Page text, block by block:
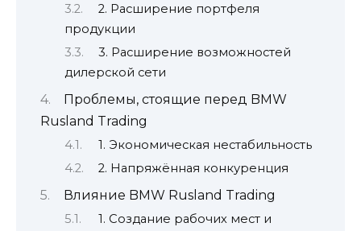
2. Расширение портфеля
продукции
3. Расширение возможностей
дилерской сети
Проблемы, стоящие перед BMW
Rusland Trading
1. Экономическая нестабильность
2. Напряжённая конкуренция
Влияние BMW Rusland Trading
1. Создание рабочих мест и